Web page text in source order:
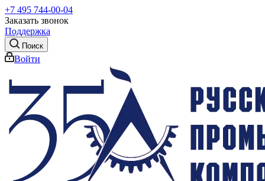
+7 495 744-00-04
Заказать звонок
Поддержка
Поиск
Войти